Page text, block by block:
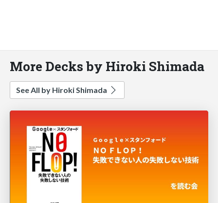
More Decks by Hiroki Shimada
See All by Hiroki Shimada